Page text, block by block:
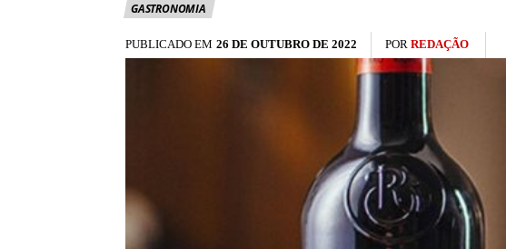
GASTRONOMIA
PUBLICADO EM 26 DE OUTUBRO DE 2022 POR REDAÇÃO